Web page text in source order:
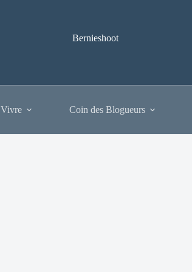
Bernieshoot
Coin des Blogueurs